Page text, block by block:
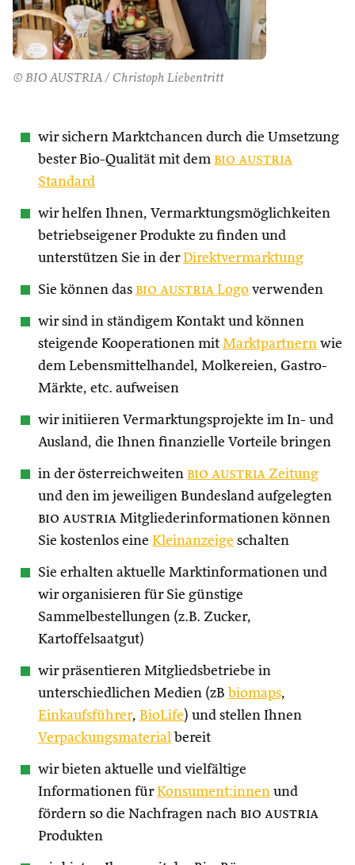
© BIO AUSTRIA / Christoph Liebentritt
wir sichern Marktchancen durch die Umsetzung
bester Bio-Qualität mit dem bio austria
Standard
wir helfen Ihnen, Vermarktungsmöglichkeiten
betriebseigener Produkte zu finden und
unterstützen Sie in derDirektvermarktung
Sie können das bio austria Logo verwenden
wir sind in ständigem Kontakt und können
steigende Kooperationen mit Marktpartnern wie
dem Lebensmittelhandel, Molkereien, Gastro-
Märkte, etc. aufweisen
wir initiieren Vermarktungsprojekte im In- und
Ausland, die Ihnen finanzielle Vorteile bringen
in der österreichweiten bio austria Zeitung
und den im jeweiligen Bundesland aufgelegten
bio austria Mitgliederinformationen können
Sie kostenlos eine Kleinanzeige schalten
Sie erhalten aktuelle Marktinformationen und
wir organisieren für Sie günstige
Sammelbestellungen (z.B. Zucker,
Kartoffelsaatgut)
wir präsentieren Mitgliedsbetriebe in
unterschiedlichen Medien (zB biomaps,
Einkaufsführer, BioLife) und stellen Ihnen
Verpackungsmaterial bereit
wir bieten aktuelle und vielfältige
Informationen fürKonsument:innen und
fördern so die Nachfragen nach bio austria
Produkten